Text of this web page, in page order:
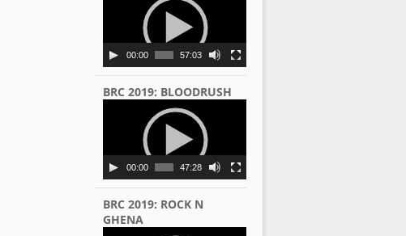
00:00 57:03
BRC 2019: BLOODRUSH
00:00 47:28
BRC 2019: ROCK N
GHENA